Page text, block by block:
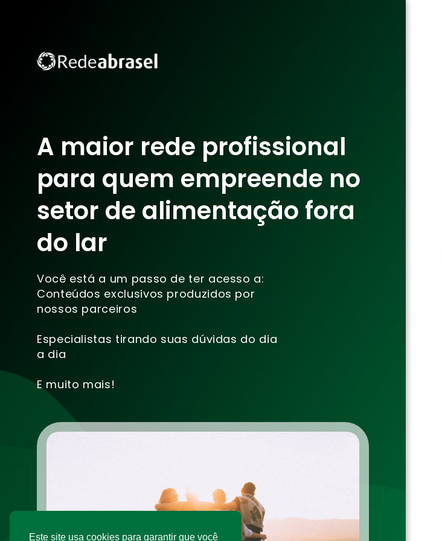
Este site usa cookies para garantir que você
A maior rede profissional
para quem empreende no
setor de alimentação fora
do lar
Você está a um passo de ter acesso a:
Conteúdos exclusivos produzidos por
nossos parceiros
Especialistas tirando suas dúvidas do dia
a dia
E muito mais!